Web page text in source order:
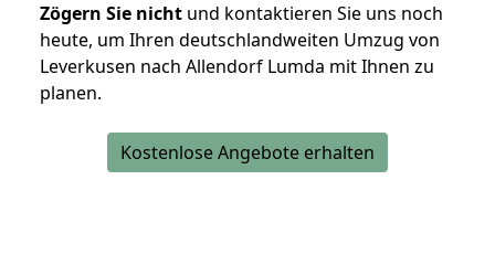
Zögern Sie nicht und kontaktieren Sie uns noch
heute, um Ihren deutschlandweiten Umzug von
Leverkusen nach Allendorf Lumda mit Ihnen zu
planen.
Kostenlose Angebote erhalten